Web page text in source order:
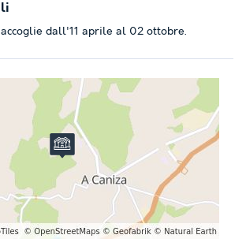
dall'11 aprile al 02 ottobre.